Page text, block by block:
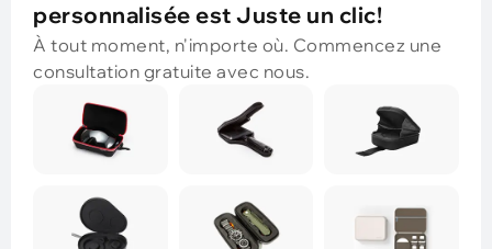
personnalisée est Juste un clic!
À tout moment, n'importe où. Commencez une
consultation gratuite avec nous.